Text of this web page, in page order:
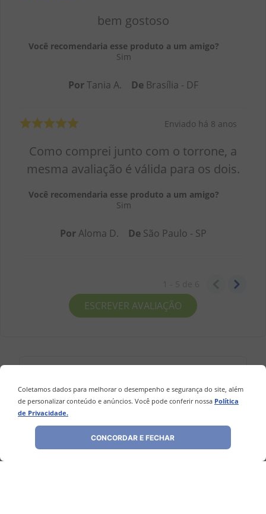
Coletamos dados para melhorar o desempenho e segurança do site, além
de personalizar conteúdo e anúncios. Você pode conferir nossa Política
de Privacidade.
CONCORDAR E FECHAR
bem gostoso
Você recomendaria esse produto a um amigo?
Sim
Por Tania A. De Brasília - DF
Enviado há 8 anos
Como comprei junto com o torrone, a
mesma avaliação é válida para os dois.
Você recomendaria esse produto a um amigo?
Sim
Por Aloma D. De São Paulo - SP
ESCREVER AVALIAÇÃO
Perguntas&Respostas
Tem alguma dúvida sobre este produto?
Pergunte ao lojista e a outros
compradores!